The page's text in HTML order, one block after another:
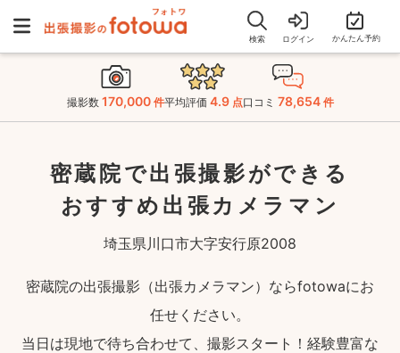
検索 ログイン かんたん予約
撮影数 170,000 件平均評価 4.9 点口コミ 78,654 件
密蔵院で出張撮影ができる
おすすめ出張カメラマン
埼玉県川口市大字安行原2008
密蔵院の出張撮影（出張カメラマン）ならfotowaにお
任せください。
当日は現地で待ち合わせて、撮影スタート！経験豊富な